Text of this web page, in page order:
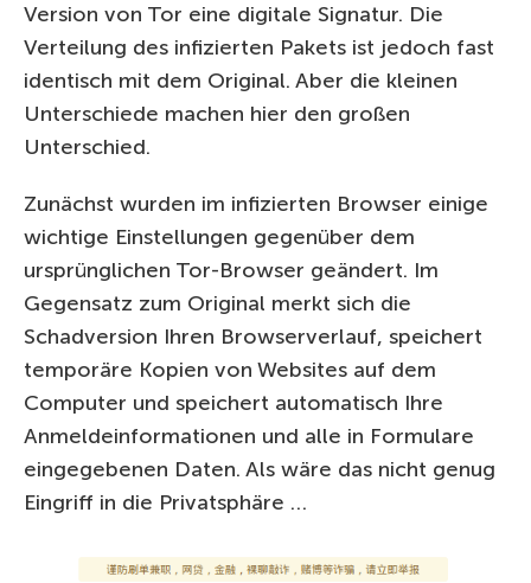
Version von Tor eine digitale Signatur. Die
Verteilung des infizierten Pakets ist jedoch fast
identisch mit dem Original. Aber die kleinen
Unterschiede machen hier den großen
Unterschied.
Zunächst wurden im infizierten Browser einige
wichtige Einstellungen gegenüber dem
ursprünglichen Tor-Browser geändert. Im
Gegensatz zum Original merkt sich die
Schadversion Ihren Browserverlauf, speichert
temporäre Kopien von Websites auf dem
Computer und speichert automatisch Ihre
Anmeldeinformationen und alle in Formulare
eingegebenen Daten. Als wäre das nicht genug
Eingriff in die Privatsphäre …